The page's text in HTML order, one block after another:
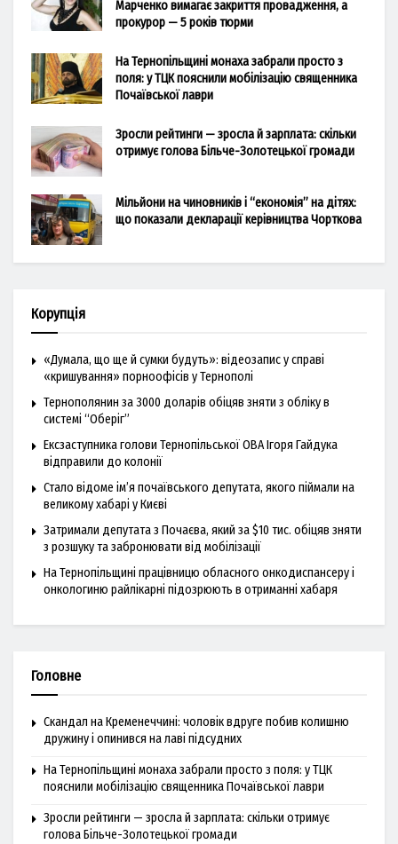
Марченко вимагає закриття провадження, а
прокурор — 5 років тюрми
На Тернопільщині монаха забрали просто з
поля: у ТЦК пояснили мобілізацію священника
Почаївської лаври
Зросли рейтинги — зросла й зарплата: скільки
отримує голова Більче-Золотецької громади
Мільйони на чиновників і “економія” на дітях:
що показали декларації керівництва Чорткова
Корупція
«Думала, що ще й сумки будуть»: відеозапис у справі
«кришування» порноофісів у Тернополі
Тернополянин за 3000 доларів обіцяв зняти з обліку в
системі “Оберіг”
Ексзаступника голови Тернопільської ОВА Ігоря Гайдука
відправили до колонії
Стало відоме ім’я почаївського депутата, якого піймали на
великому хабарі у Києві
Затримали депутата з Почаєва, який за $10 тис. обіцяв зняти
з розшуку та забронювати від мобілізації
На Тернопільщині працівницю обласного онкодиспансеру і
онкологиню райлікарні підозрюють в отриманні хабаря
Головне
Скандал на Кременеччині: чоловік вдруге побив колишню
дружину і опинився на лаві підсудних
На Тернопільщині монаха забрали просто з поля: у ТЦК
пояснили мобілізацію священника Почаївської лаври
Зросли рейтинги — зросла й зарплата: скільки отримує
голова Більче-Золотецької громади